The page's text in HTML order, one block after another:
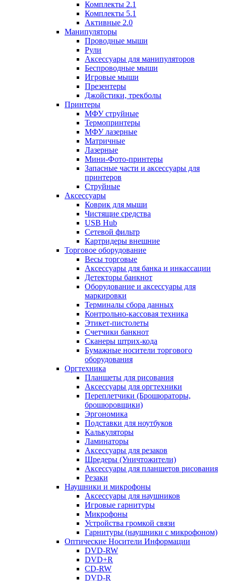
Комплекты 2.1
Комплекты 5.1
Активные 2.0
Манипуляторы
Проводные мыши
Рули
Аксессуары для манипуляторов
Беспроводные мыши
Игровые мыши
Презентеры
Джойстики, трекболы
Принтеры
МФУ струйные
Термопринтеры
МФУ лазерные
Матричные
Лазерные
Мини-Фото-принтеры
Запасные части и аксессуары для
принтеров
Струйные
Аксессуары
Коврик для мыши
Чистящие средства
USB Hub
Сетевой фильтр
Картридеры внешние
Торговое оборудование
Весы торговые
Аксессуары для банка и инкассации
Детекторы банкнот
Оборудование и аксессуары для
маркировки
Терминалы сбора данных
Контрольно-кассовая техника
Этикет-пистолеты
Счетчики банкнот
Сканеры штрих-кода
Бумажные носители торгового
оборудования
Оргтехника
Планшеты для рисования
Аксессуары для оргтехники
Переплетчики (Брошюраторы,
брошюровщики)
Эргономика
Подставки для ноутбуков
Калькуляторы
Ламинаторы
Аксессуары для резаков
Шредеры (Уничтожители)
Аксессуары для планшетов рисования
Резаки
Наушники и микрофоны
Аксессуары для наушников
Игровые гарнитуры
Микрофоны
Устройства громкой связи
Гарнитуры (наушники с микрофоном)
Оптические Носители Информации
DVD-RW
DVD+R
CD-RW
DVD-R